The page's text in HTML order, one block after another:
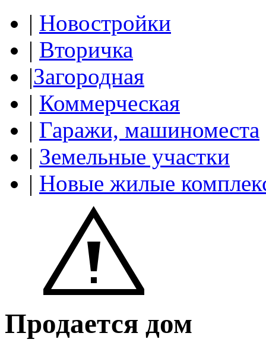
| Новостройки
| Вторичка
|Загородная
| Коммерческая
| Гаражи, машиноместа
| Земельные участки
| Новые жилые
Продается дом